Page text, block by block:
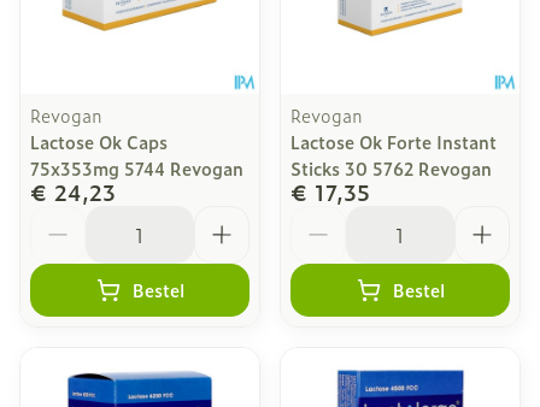
Revogan
Lactose Ok Caps
75x353mg 5744 Revogan
€ 24,23
Bestel
Revogan
Lactose Ok Forte Instant
Sticks 30 5762 Revogan
€ 17,35
Bestel